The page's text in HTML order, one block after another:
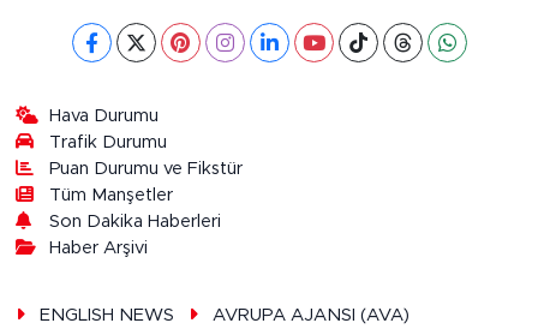
Hava Durumu
Trafik Durumu
Puan Durumu ve Fikstür
Tüm Manşetler
Son Dakika Haberleri
Haber Arşivi
ENGLISH NEWS AVRUPA AJANSI (AVA)